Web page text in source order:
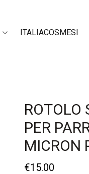
ITALIACOSMESI
ROTOLO
PER
MICRON
€15.00